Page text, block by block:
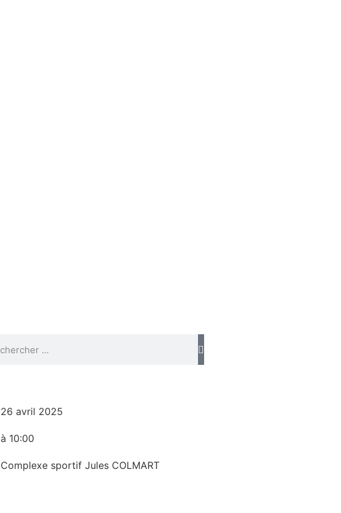
26 avril 2025
à 10:00
Complexe sportif Jules COLMART